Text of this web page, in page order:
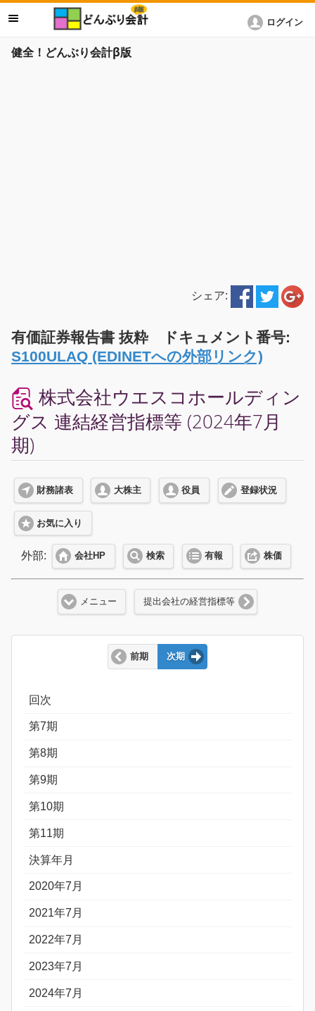
健全！どんぶり会計β版
ログイン
シェア:
有価証券報告書 抜粋 ドキュメント番号:
S100ULAQ (EDINETへの外部リンク)
株式会社ウエスコホールディン
グス 連結経営指標等 (2024年7月
期)
財務諸表 大株主 役員 登録状況
お気に入り
外部: 会社HP 検索 有報 株価
メニュー 提出会社の経営指標等
前期 次期
回次
第7期
第8期
第9期
第10期
第11期
決算年月
2020年7月
2021年7月
2022年7月
2023年7月
2024年7月